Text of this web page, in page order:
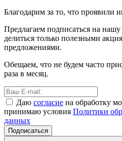
Благодарим за то, что проявили
Предлагаем подписаться на
делиться только полезными
предложениями.
Обещаем, что не будем часто
раза в месяц.
Даю согласие на обработку
принимаю условия Политики
данных
Подписаться